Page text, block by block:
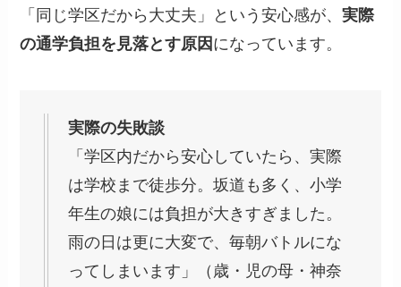
「同じ学区だから大丈夫」という安心感が、実際
の通学負担を見落とす原因 になっています。
実際の失敗談
「学区内だから安心していたら、実際
は学校まで徒歩分。坂道も多く、小学
年生の娘には負担が大きすぎました。
雨の日は更に大変で、毎朝バトルにな
ってしまいます」（歳・児の母・神奈